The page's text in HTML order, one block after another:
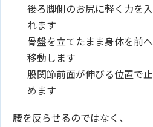
後ろ脚側のお尻に軽く力を入
れます
骨盤を立てたまま身体を前へ
移動します
股関節前面が伸びる位置で止
めます
腰を反らせるのではなく、